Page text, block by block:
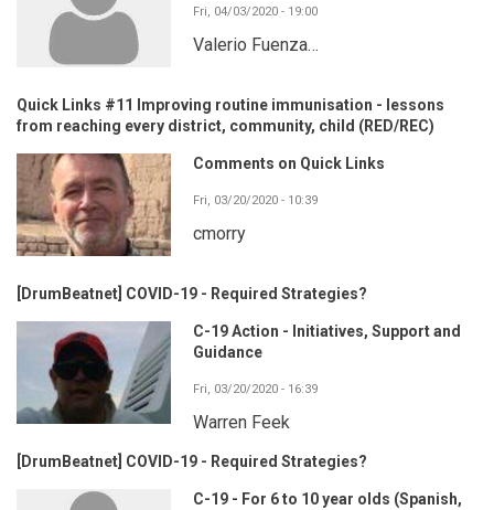
Fri, 04/03/2020 - 19:00
Valerio Fuenza…
Quick Links #11 Improving routine immunisation - lessons
from reaching every district, community, child (RED/REC)
Comments on Quick Links
Fri, 03/20/2020 - 10:39
cmorry
[DrumBeatnet] COVID-19 - Required Strategies?
C-19 Action - Initiatives, Support and
Guidance
Fri, 03/20/2020 - 16:39
Warren Feek
[DrumBeatnet] COVID-19 - Required Strategies?
C-19 - For 6 to 10 year olds (Spanish,